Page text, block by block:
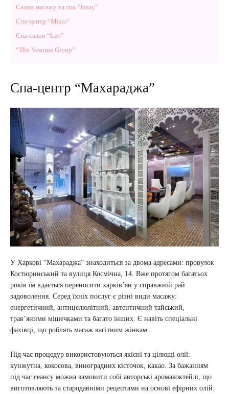
Салон масажу та спа “Insay”
Спа-центр “Misto”
Спа-салон “Leo”
“The Vesnina Group”
Спа-центр “Махараджа”
У Харкові “Махараджа” знаходиться за двома адресами: провулок
Костюринський та вулиця Космічна, 14. Вже протягом багатьох
років їм вдається переносити харків’ян у справжній рай
задоволення. Серед їхніх послуг є різні види масажу:
енергетичний, антицелюлітний, автентичний тайський,
трав’яними мішечками та багато інших. Є навіть спеціальні
фахівці, що роблять масаж вагітним жінкам.
Під час процедур використовуються якісні та цілющі олії:
кунжутна, кокосова, виноградних кісточок, какао. За бажанням
під час сеансу можна замовити собі авторські аромакоктейлі, що
виготовляють за стародавніми рецептами на основі ефірних олій.